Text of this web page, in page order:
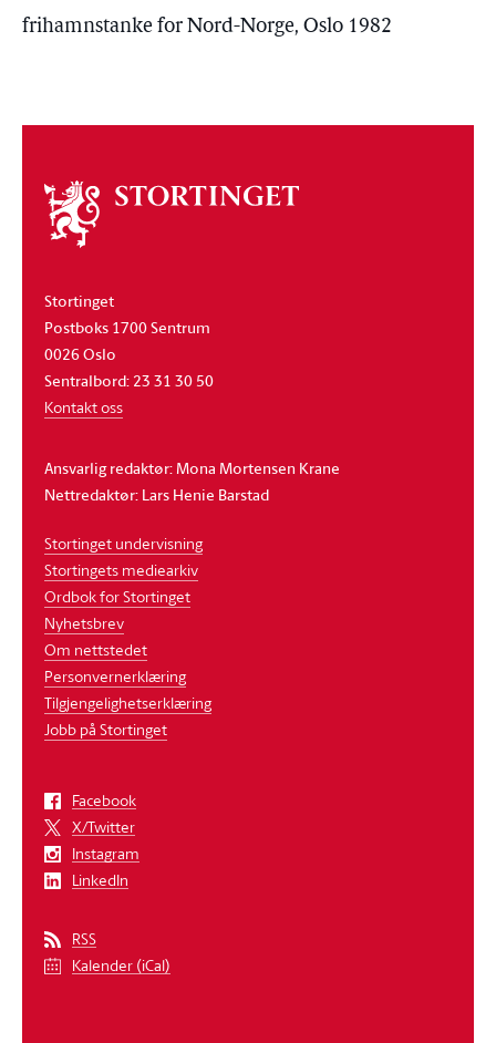
frihamnstanke for Nord-Norge, Oslo 1982
Om
stortinget
Stortinget
Postboks 1700 Sentrum
0026 Oslo
Sentralbord: 23 31 30 50
Kontakt oss
Ansvarlig redaktør: Mona Mortensen Krane
Nettredaktør: Lars Henie Barstad
Stortinget undervisning
Stortingets mediearkiv
Ordbok for Stortinget
Nyhetsbrev
Om nettstedet
Personvernerklæring
Tilgjengelighetserklæring
Jobb på Stortinget
Facebook
X/Twitter
Instagram
LinkedIn
RSS
Kalender (iCal)